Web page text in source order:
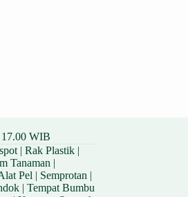
17.00 WIB
| Rak Plastik|
Tanaman |
Pel | Semprotan |
| Tempat Bumbu